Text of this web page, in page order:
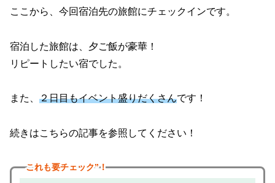
ここから、今回宿泊先の旅館にチェックインです。
宿泊した旅館は、夕ご飯が豪華！
リピートしたい宿でした。
また、 ２日目もイベント盛りだくさんです！
続きはこちらの記事を参照してください！
これも要チェック”！